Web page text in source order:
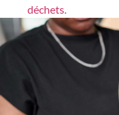
déchets.